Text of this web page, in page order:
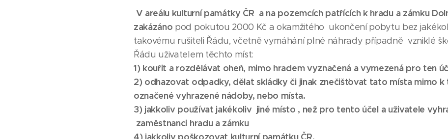
V areálu kulturní památky ČR a na pozemcích patřících k hradu a zámku
zakázáno pod pokutou 2000 Kč a okamžitého ukončení pobytu bez
takovému rušiteli Řádu, včetně vymáhání plné náhrady případně vzniklé
Řádu uživatelem těchto míst:
1) kouřit a rozdělávat oheň, mimo hradem vyznačená a vymezená pro ten
2) odhazovat odpadky, dělat skládky či jinak znečišťovat tato místa mimo k
označené vyhrazené nádoby, nebo místa.
3) jakkoliv používat jakékoliv jiné místo , než pro tento účel a uživatele
zaměstnanci hradu a zámku